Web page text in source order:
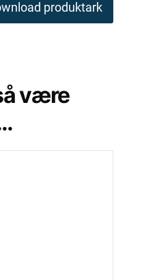
produktark
være